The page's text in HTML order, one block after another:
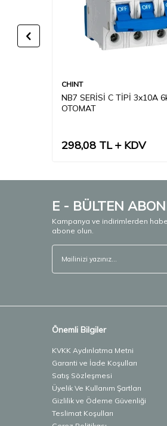
CHINT
NB7 SERİSİ C TİPİ 3x10A
OTOMAT
298,08 TL KDV
E - BÜLTEN
Kampanya ve indirimlerden
abone olun.
Önemli Bilgiler
KVKK Aydınlatma Metni
Garanti ve İade Koşulları
Satış Sözleşmesi
Üyelik Ve Kullanım Şartları
Gizlilik ve Ödeme Güvenliği
Teslimat Koşulları